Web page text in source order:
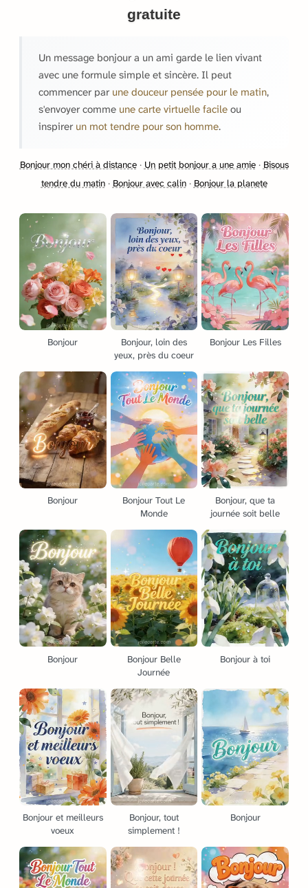
gratuite
Un message bonjour a un ami garde le lien vivant
avec une formule simple et sincère. Il peut
commencer par une douceur pensée pour le matin,
s'envoyer comme une carte virtuelle facile ou
inspirer un mot tendre pour son homme.
Bonjour mon chéri à distance· Un petit bonjour a une amie· Bisous
tendre du matin· Bonjour avec calin· Bonjour la planete
Bonjour
Bonjour, loin des
yeux, près du coeur
Bonjour Les Filles
Bonjour
Bonjour Tout Le
Monde
Bonjour, que ta
journée soit belle
Bonjour
Bonjour Belle
Journée
Bonjour à toi
Bonjour et meilleurs
voeux
Bonjour, tout
simplement !
Bonjour